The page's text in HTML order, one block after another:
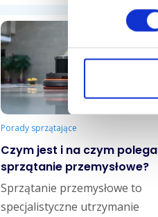
Porady sprzątające
Czym jest i na czym polega
sprzątanie przemysłowe?
Sprzątanie przemysłowe to
specjalistyczne utrzymanie